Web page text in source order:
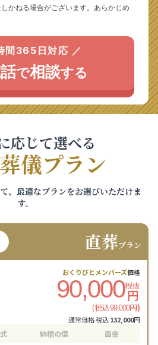
かねる場合がございます。あらかじめ
間365日対応 ／
で相談する
応じて選べる
儀プラン
、最適なプランをお選びいただけま
す。
直葬プラン
おくりびとメンバーズ価格
90,000税抜
円
(税込99,000円)
通常価格 税込132,000円
納棺の儀 面会